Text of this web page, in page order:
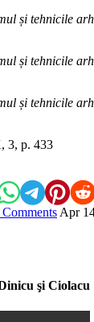
și tehnicile
și tehnicile
și tehnicile
3, p. 433
Apr
şi Ciolacu